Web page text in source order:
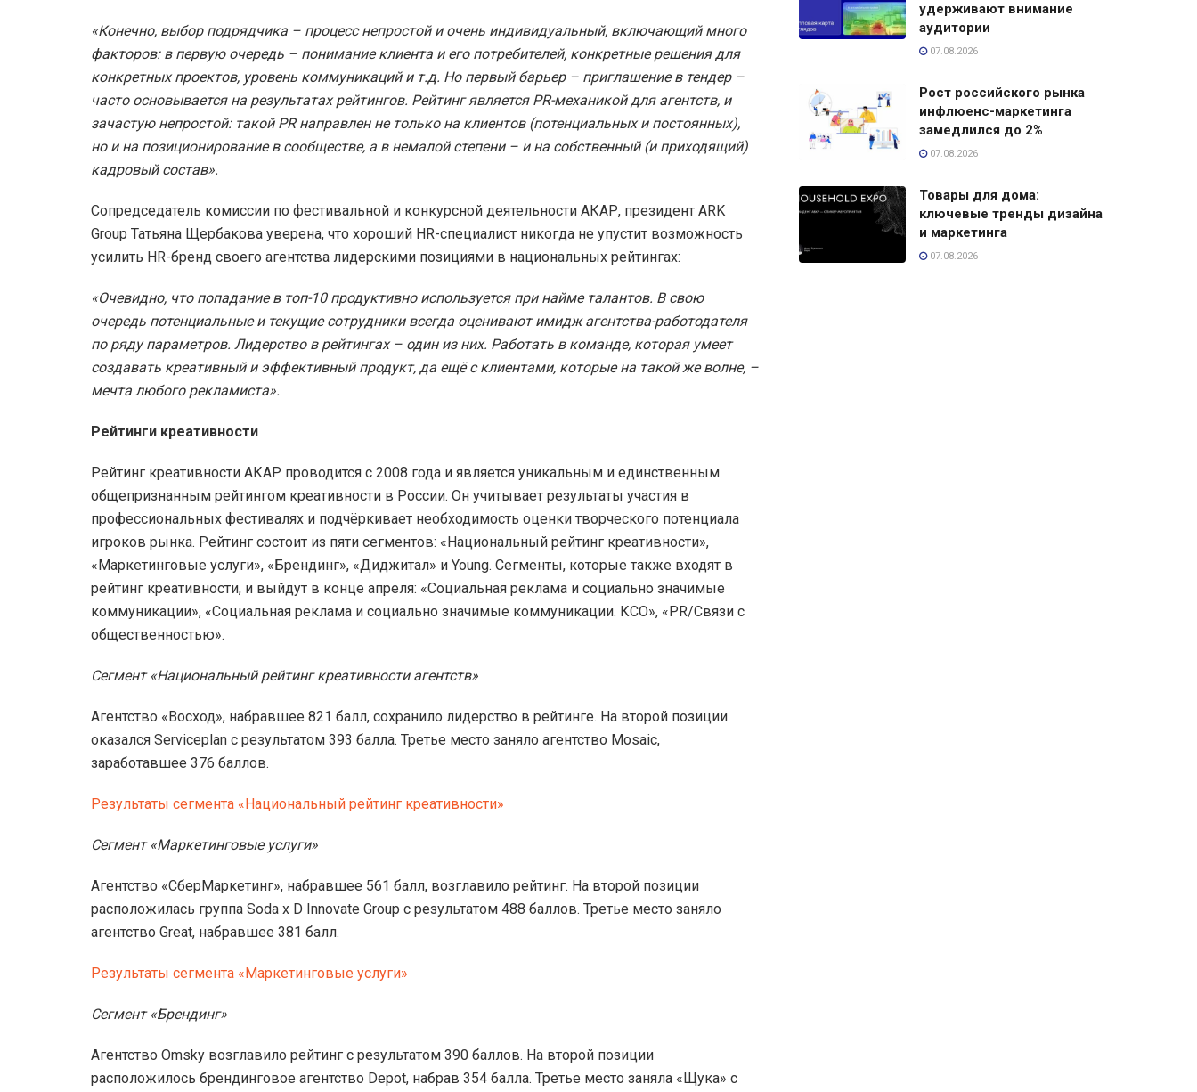
«Конечно, выбор подрядчика – процесс непростой и очень индивидуальный, включающий много
факторов: в первую очередь – понимание клиента и его потребителей, конкретные решения для
конкретных проектов, уровень коммуникаций и т.д. Но первый барьер – приглашение в тендер –
часто основывается на результатах рейтингов. Рейтинг является PR-механикой для агентств, и
зачастую непростой: такой PR направлен не только на клиентов (потенциальных и постоянных),
но и на позиционирование в сообществе, а в немалой степени – и на собственный (и приходящий)
кадровый состав».
Сопредседатель комиссии по фестивальной и конкурсной деятельности АКАР, президент ARK
Group Татьяна Щербакова уверена, что хороший HR-специалист никогда не упустит возможность
усилить HR-бренд своего агентства лидерскими позициями в национальных рейтингах:
«Очевидно, что попадание в топ-10 продуктивно используется при найме талантов. В свою
очередь потенциальные и текущие сотрудники всегда оценивают имидж агентства-работодателя
по ряду параметров. Лидерство в рейтингах – один из них. Работать в команде, которая умеет
создавать креативный и эффективный продукт, да ещё с клиентами, которые на такой же волне, –
мечта любого рекламиста».
Рейтинги креативности
Рейтинг креативности АКАР проводится с 2008 года и является уникальным и единственным
общепризнанным рейтингом креативности в России. Он учитывает результаты участия в
профессиональных фестивалях и подчёркивает необходимость оценки творческого потенциала
игроков рынка. Рейтинг состоит из пяти сегментов: «Национальный рейтинг креативности»,
«Маркетинговые услуги», «Брендинг», «Диджитал» и Young. Сегменты, которые также входят в
рейтинг креативности, и выйдут в конце апреля: «Социальная реклама и социально значимые
коммуникации», «Социальная реклама и социально значимые коммуникации. КСО», «PR/Связи с
общественностью».
Сегмент «Национальный рейтинг креативности агентств»
Агентство «Восход», набравшее 821 балл, сохранило лидерство в рейтинге. На второй позиции
оказался Serviceplan с результатом 393 балла. Третье место заняло агентство Mosaic,
заработавшее 376 баллов.
Результаты сегмента «Национальный рейтинг креативности»
Сегмент «Маркетинговые услуги»
Агентство «СберМаркетинг», набравшее 561 балл, возглавило рейтинг. На второй позиции
расположилась группа Soda x D Innovate Group с результатом 488 баллов. Третье место заняло
агентство Great, набравшее 381 балл.
Результаты сегмента «Маркетинговые услуги»
Сегмент «Брендинг»
Агентство Omsky возглавило рейтинг с результатом 390 баллов. На второй позиции
расположилось брендинговое агентство Depot, набрав 354 балла. Третье место заняла «Щука» с
удерживают внимание
аудитории
07.08.2026
Рост российского рынка
инфлюенс-маркетинга
замедлился до 2%
07.08.2026
Товары для дома:
ключевые тренды дизайна
и маркетинга
07.08.2026